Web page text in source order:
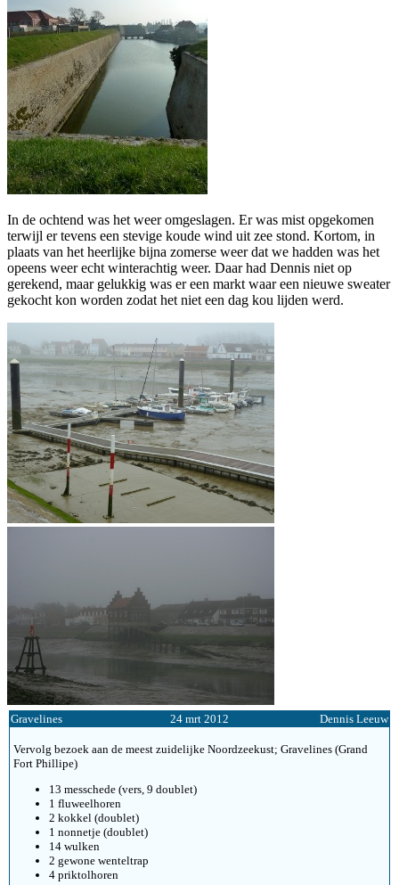
In de ochtend was het weer omgeslagen. Er was mist opgekomen
terwijl er tevens een stevige koude wind uit zee stond. Kortom, in
plaats van het heerlijke bijna zomerse weer dat we hadden was het
opeens weer echt winterachtig weer. Daar had Dennis niet op
gerekend, maar gelukkig was er een markt waar een nieuwe sweater
gekocht kon worden zodat het niet een dag kou lijden werd.
Gravelines 24 mrt 2012 Dennis Leeuw
Vervolg bezoek aan de meest zuidelijke Noordzeekust; Gravelines (Grand
Fort Phillipe)
13 messchede (vers, 9 doublet)
1 fluweelhoren
2 kokkel (doublet)
1 nonnetje (doublet)
14 wulken
2 gewone wenteltrap
4 priktolhoren